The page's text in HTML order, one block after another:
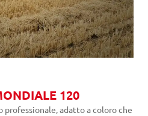
120
professionale, adatto a coloro che